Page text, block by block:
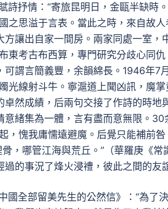
抒情：“寄旅昆明日，金甌半缺時
之思溢于言表。當此之時，來自故
讓出自家一間房。兩家同處一室，
東考古布西算，專門研究分歧心同仇
謂言簡義豐，余韻綿長。1946年7
光線射斗牛。寧滬道上聞凶訊，魔
然成績，后兩句交接了作詩的時地
緒集為一體，言有盡而意無限。30
，愧我庸懦遠避魔。后覺只能補前
，哪管江海與荒丘。”（華羅庚《常
的事況了烽火浸禮，彼此之間的友
全部留美先生的公然信》：“為了